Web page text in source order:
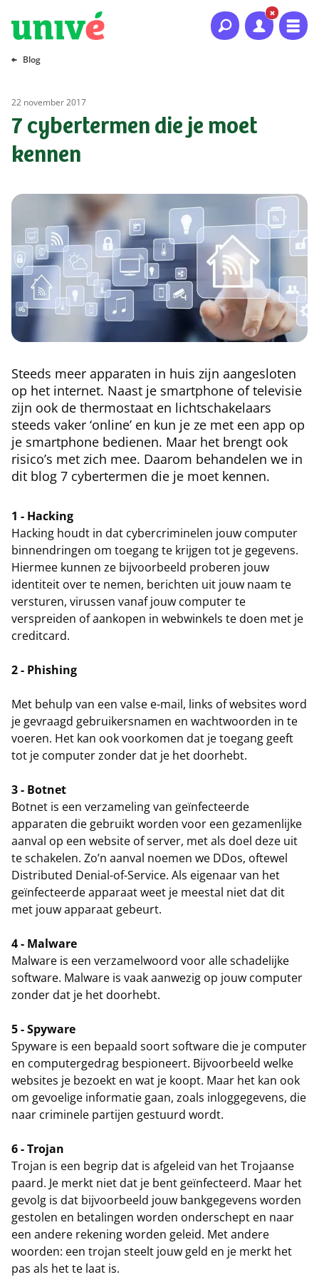
Naar hoofdinhoud
Naar hoofdnavigatie
Naar footer
Blog
22 november 2017
7 cybertermen die je moet
kennen
Steeds meer apparaten in huis zijn aangesloten
op het internet. Naast je smartphone of televisie
zijn ook de thermostaat en lichtschakelaars
steeds vaker ‘online’ en kun je ze met een app op
je smartphone bedienen. Maar het brengt ook
risico’s met zich mee. Daarom behandelen we in
dit blog 7 cybertermen die je moet kennen.
1 - Hacking
Hacking houdt in dat cybercriminelen jouw computer
binnendringen om toegang te krijgen tot je gegevens.
Hiermee kunnen ze bijvoorbeeld proberen jouw
identiteit over te nemen, berichten uit jouw naam te
versturen, virussen vanaf jouw computer te
verspreiden of aankopen in webwinkels te doen met je
creditcard.
2 - Phishing
Met behulp van een valse e-mail, links of websites word
je gevraagd gebruikersnamen en wachtwoorden in te
voeren. Het kan ook voorkomen dat je toegang geeft
tot je computer zonder dat je het doorhebt.
3 - Botnet
Botnet is een verzameling van geïnfecteerde
apparaten die gebruikt worden voor een gezamenlijke
aanval op een website of server, met als doel deze uit
te schakelen. Zo’n aanval noemen we DDos, oftewel
Distributed Denial-of-Service. Als eigenaar van het
geïnfecteerde apparaat weet je meestal niet dat dit
met jouw apparaat gebeurt.
4 - Malware
Malware is een verzamelwoord voor alle schadelijke
software. Malware is vaak aanwezig op jouw computer
zonder dat je het doorhebt.
5 - Spyware
Spyware is een bepaald soort software die je computer
en computergedrag bespioneert. Bijvoorbeeld welke
websites je bezoekt en wat je koopt. Maar het kan ook
om gevoelige informatie gaan, zoals inloggegevens, die
naar criminele partijen gestuurd wordt.
6 - Trojan
Trojan is een begrip dat is afgeleid van het Trojaanse
paard. Je merkt niet dat je bent geïnfecteerd. Maar het
gevolg is dat bijvoorbeeld jouw bankgegevens worden
gestolen en betalingen worden onderschept en naar
een andere rekening worden geleid. Met andere
woorden: een trojan steelt jouw geld en je merkt het
pas als het te laat is.